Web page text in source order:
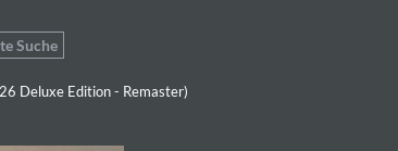
Suche
Deluxe Edition - Remaster)